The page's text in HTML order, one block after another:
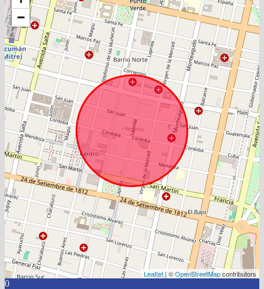
−
Leaflet | ©OpenStreetMapcontributors
0